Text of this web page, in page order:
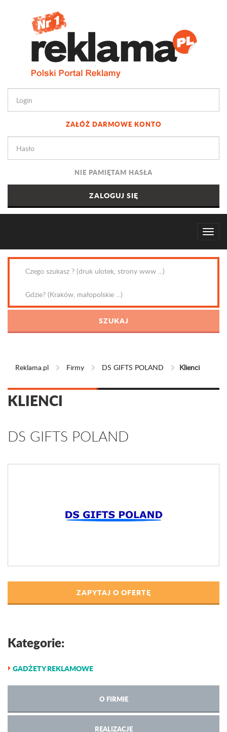
ZAŁÓŻ DARMOWE KONTO
NIE PAMIĘTAM HASŁA
Reklama.pl Firmy DS GIFTS POLAND Klienci
KLIENCI
DS GIFTS POLAND
ZAPYTAJ O OFERTĘ
Kategorie:
GADŻETY REKLAMOWE
O FIRMIE
REALIZACJE